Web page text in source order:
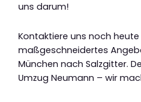
uns darum!
Kontaktiere uns noch
maßgeschneidertes
München nach Salzgitter.
Umzug Neumann – wir